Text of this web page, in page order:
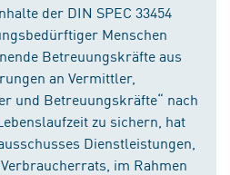
der DIN SPEC 33454
Menschen
Betreuungskräfte aus
an Vermittler,
und Betreuungskräfte“ nach
zu sichern, hat
Dienstleistungen,
im Rahmen